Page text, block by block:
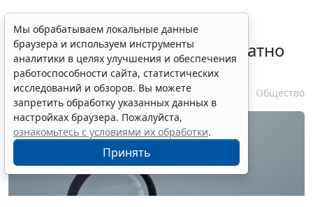
Временное удостоверение
личности оформляется бесплатно
при утрате паспорта
7 августа 2026 17:55 Общество
Мы обрабатываем локальные данные
браузера и используем инструменты
аналитики в целях улучшения и обеспечения
работоспособности сайта, статистических
исследований и обзоров. Вы можете
запретить обработку указанных данных в
настройках браузера. Пожалуйста,
ознакомьтесь с условиями их обработки.
Принять